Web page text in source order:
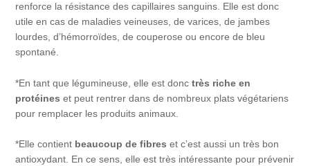
renforce la résistance des capillaires sanguins. Elle est donc
utile en cas de maladies veineuses, de varices, de jambes
lourdes, d’hémorroïdes, de couperose ou encore de bleu
spontané.
*En tant que légumineuse, elle est donctrès riche en
protéines et peut rentrer dans de nombreux plats végétariens
pour remplacer les produits animaux.
*Elle contient beaucoup de fibres et c’est aussi un très bon
antioxydant. En ce sens, elle est très intéressante pour prévenir